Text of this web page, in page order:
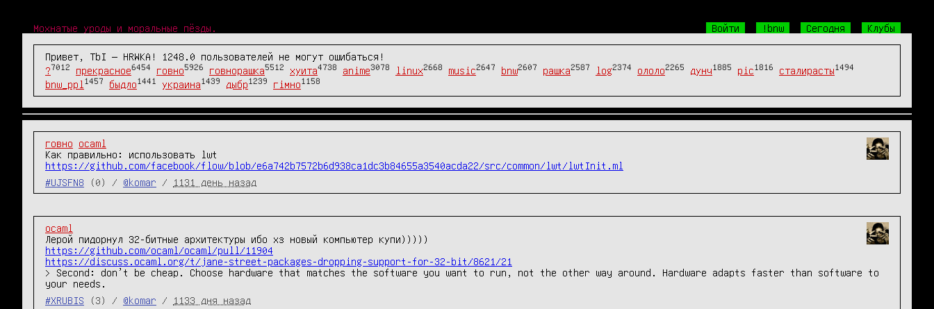
Мохнатые уроды и моральные пёзды. Войти !bnw Сегодня Клубы
Привет, TbI — HRWKA! 1248.0 пользователей не могут ошибаться!
?7012 прекрасное6454 говно5926 говнорашка5512 хуита4738 anime3078 linux2668 music2647 bnw2607 рашка2587 log2374 ололо2265 дунч1885 pic1816 сталирасты1494
bnw_ppl 1457 быдло1441 украина1439 дыбр1239 гімно1158
говно
ocaml
https://github.com/facebook/flow/blob/e6a742b7572b6d938ca1dc3b84655a3540acda22/src/common/lwt/lwtInit.ml
#UJSFN8
(0) / @komar / 1131 день назад
ocaml
https://github.com/ocaml/ocaml/pull/11904
https://discuss.ocaml.org/t/jane-street-packages-dropping-support-for-32-bit/8621/21
> Second: don’t be cheap. Choose hardware that matches the software you want to run, not the other way around. Hardware adapts faster than software to
#XRUBIS
(3) / @komar / 1133 дня назад